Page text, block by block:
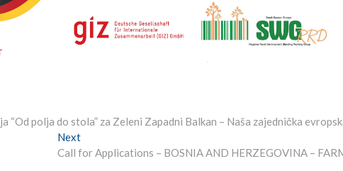
“Od polja do stola” za Zeleni Zapadni Balkan – Naša zajednička
NextNext
post:
Call for Applications – BOSNIA AND HERZEGOVINA –